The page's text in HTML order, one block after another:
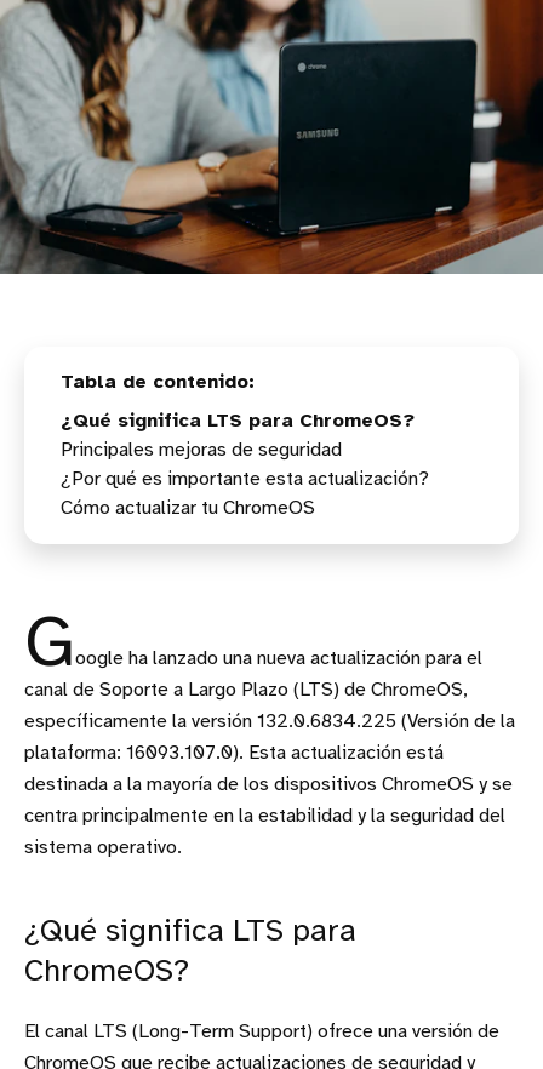
¿Qué significa LTS para ChromeOS?
Principales mejoras de seguridad
¿Por qué es importante esta actualización?
Cómo actualizar tu ChromeOS
Google ha lanzado una nueva actualización para el
canal de Soporte a Largo Plazo (LTS) de ChromeOS,
específicamente la versión 132.0.6834.225 (Versión de la
plataforma: 16093.107.0). Esta actualización está
destinada a la mayoría de los dispositivos ChromeOS y se
centra principalmente en la estabilidad y la seguridad del
sistema operativo.
¿Qué significa LTS para
ChromeOS?
El canal LTS (Long-Term Support) ofrece una versión de
ChromeOS que recibe actualizaciones de seguridad y